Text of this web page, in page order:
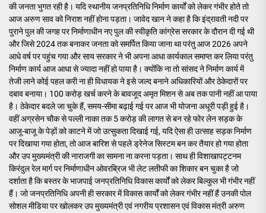
की जनता भुगत रही है। यदि स्थानीय जनप्रतिनिधि निर्माण कार्यों को लेकर गंभीर होते तो
आज अरुण साव को निराश नहीं होना पड़ता। जावेद खान ने कहा है कि इंद्रावती नदी पर
पुराने पुल की जगह पर निर्माणाधीन नए पुल की स्वीकृति कांग्रेस सरकार के दौरान दी गई थी
और जिसे 2024 तक बनाकर जनता को समर्पित किया जाना था परंतु आज 2026 अपने
आधे वर्ष पर पहुंच गया और साय सरकार ने भी अपना आधा कार्यकाल समाप्त कर लिया परंतु
निर्माण कार्य आज आधा से ज्यादा नहीं हो पाया है। क्योंकि ना तो सांसद ने निर्माण कार्य में
तेजी लाने कोई पहल करी ना ही विधायक ने इसे जल्द बनाने अधिकारियों और ठेकेदारों पर
दबाव बनाया। 100 करोड़ खर्च करने के बावजूद अमृत मिशन से अब तक पानी नहीं आ पाया
है। ठेकेदार बदले जा चुके हैं, समय-सीमा बढ़ाई गई पर आज भी योजना अधूरी पड़ी हुई है।
वहीं अग्रसेन चौक से पल्ली नाका तक 5 करोड़ की लागत से बन रहे फोर लेन सड़क के
आजू-बाजू के पेड़ों को काटने में जो उत्सुकता दिखाई गई, यदि ऐसा ही उत्साह सड़क निर्माण
पर दिखाया गया होता, तो आज बारिश से पहले ड्रेनेज सिस्टम बन कर तैयार हो गया होता
और उप मुख्यमंत्री की नाराजगी का सामना ना करना पड़ता। साथ ही विशाखापट्टनम
किरंदुल रेल मार्ग पर निर्माणाधीन ओवरब्रिज भी लेट लतीफी का शिकार बन चुका है जो
दर्शाता है कि बस्तर के भाजपाई जनप्रतिनिधि विकास कार्यों को लेकर बिल्कुल भी गंभीर नहीं
हैं। जो जनप्रतिनिधि अपनी ही सरकार में विकास कार्यों को लेकर गंभीर नहीं हैं उनकी पोल
सोशल मीडिया पर खोलकर उप मुख्यमंत्री एवं नगरीय प्रशासन एवं विकास मंत्री अरुण